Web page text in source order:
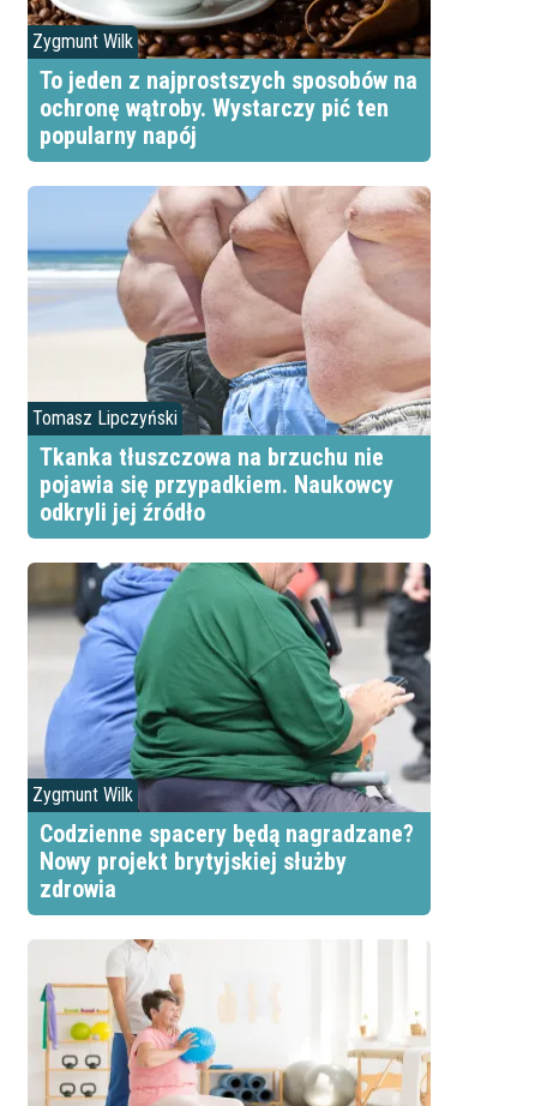
Zygmunt Wilk
To jeden z najprostszych sposobów na
ochronę wątroby. Wystarczy pić ten
popularny napój
Tomasz Lipczyński
Tkanka tłuszczowa na brzuchu nie
pojawia się przypadkiem. Naukowcy
odkryli jej źródło
Zygmunt Wilk
Codzienne spacery będą nagradzane?
Nowy projekt brytyjskiej służby
zdrowia